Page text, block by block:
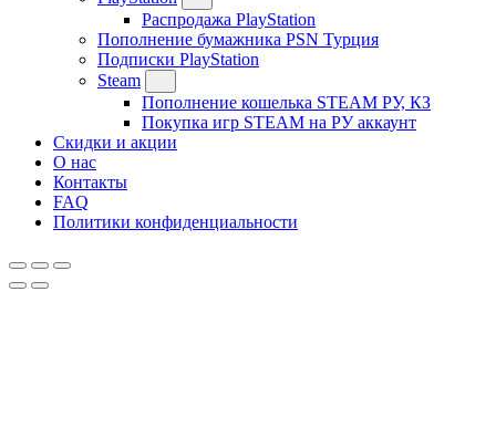
Распродажа PlayStation
Пополнение бумажника PSN Турция
Подписки PlayStation
Steam
Пополнение кошелька STEAM РУ, КЗ
Покупка игр STEAM на РУ аккаунт
Скидки и акции
О нас
Контакты
FAQ
Политики конфиденциальности